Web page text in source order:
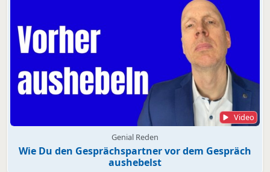
Video
Genial Reden
Wie Du den Gesprächspartner vor dem Gespräch
aushebelst